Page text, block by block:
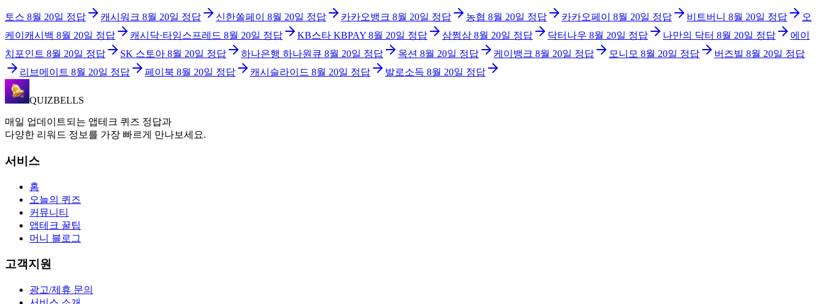
토스 8월 20일 정답 캐시워크 8월 20일 정답 신한쏠페이 8월 20일 정답 카카오뱅크 8월 20일 정답 농협 8월 20일 정답 카카오페이 8월 20일 정답 비트버니 8월 20일 정답
오
케이캐시백 8월 20일 정답 캐시닥·타임스프레드 8월 20일 정답 KB스타 KBPAY 8월 20일 정답 삼쩜삼 8월 20일 정답 닥터나우 8월 20일 정답 나만의 닥터 8월 20일 정답
에이
치포인트 8월 20일 정답 SK 스토아 8월 20일 정답 하나은행 하나원큐 8월 20일 정답 옥션 8월 20일 정답 케이뱅크 8월 20일 정답 모니모 8월 20일 정답 버즈빌 8월 20일 정답
리브메이트 8월 20일 정답 페이북 8월 20일 정답 캐시슬라이드 8월 20일 정답 발로소득 8월 20일 정답
QUIZBELLS
매일 업데이트되는 앱테크 퀴즈 정답과
다양한 리워드 정보를 가장 빠르게 만나보세요.
서비스
홈
오늘의 퀴즈
커뮤니티
앱테크 꿀팁
머니 블로그
고객지원
광고/제휴 문의